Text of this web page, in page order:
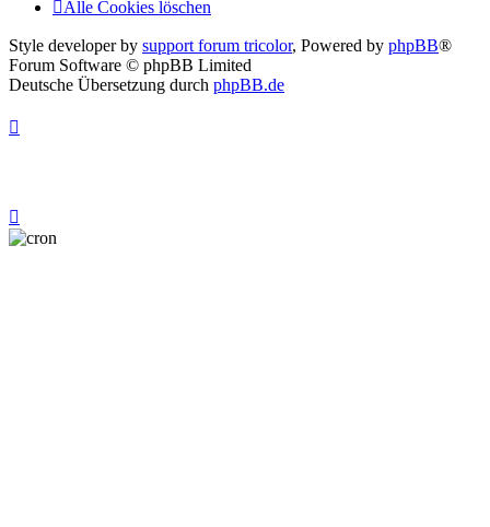
Alle Cookies löschen
Style developer by support forum tricolor, Powered by phpBB®
Forum Software © phpBB Limited
Deutsche Übersetzung durch phpBB.de